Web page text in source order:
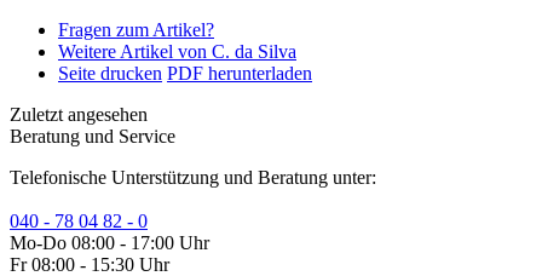
Fragen zum Artikel?
Weitere Artikel von C. da Silva
Seite drucken PDF herunterladen
Zuletzt angesehen
Beratung und Service
Telefonische Unterstützung und Beratung unter:
040 - 78 04 82 - 0
Mo-Do 08:00 - 17:00 Uhr
Fr 08:00 - 15:30 Uhr